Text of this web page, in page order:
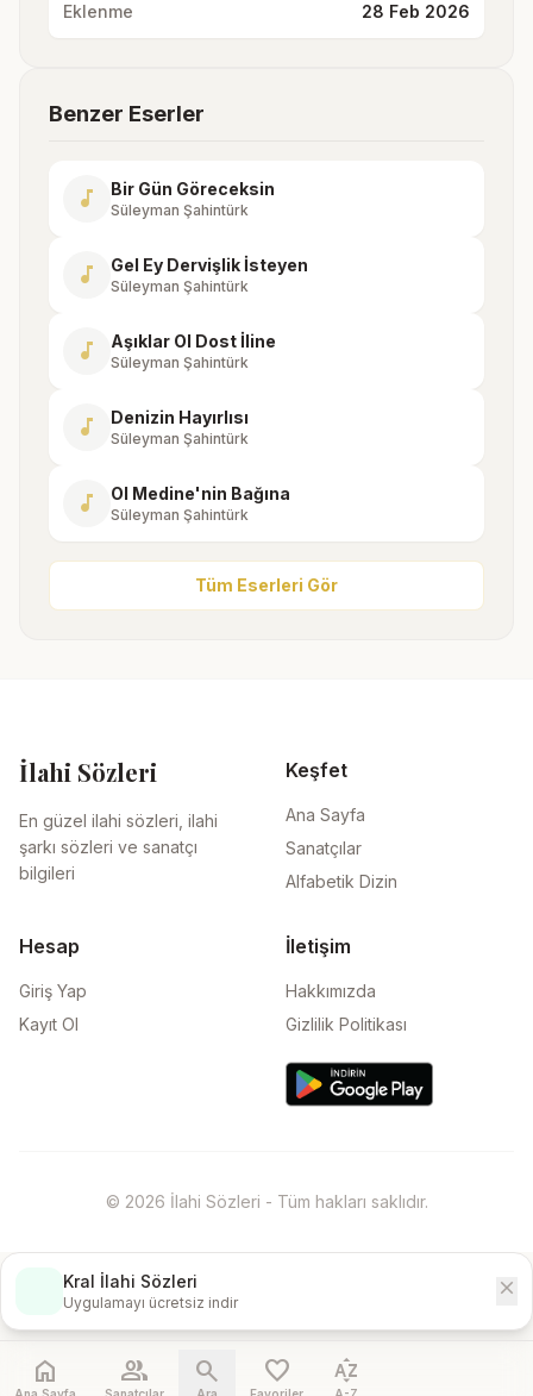
Eklenme 28 Feb 2026
Benzer Eserler
music_note Bir Gün Göreceksin
Süleyman Şahintürk
music_note Gel Ey Dervişlik İsteyen
Süleyman Şahintürk
music_note Aşıklar Ol Dost İline
Süleyman Şahintürk
music_note Denizin Hayırlısı
Süleyman Şahintürk
music_note Ol Medine'nin Bağına
Süleyman Şahintürk
Tüm Eserleri Gör
İlahi Sözleri
En güzel ilahi sözleri, ilahi
şarkı sözleri ve sanatçı
bilgileri
Keşfet
Ana Sayfa
Sanatçılar
Alfabetik Dizin
Hesap
Giriş Yap
Kayıt Ol
İletişim
Hakkımızda
Gizlilik Politikası
© 2026 İlahi Sözleri - Tüm hakları saklıdır.
Kral İlahi Sözleri
Uygulamayı ücretsiz indir
close
home
Ana Sayfa
people
Sanatçılar
search
Ara
favorite
Favoriler
sort_by_alpha
A-Z